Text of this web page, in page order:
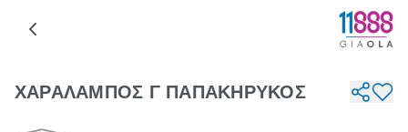
ΧΑΡΑΛΑΜΠΟΣ Γ ΠΑΠΑΚΗΡΥΚΟΣ